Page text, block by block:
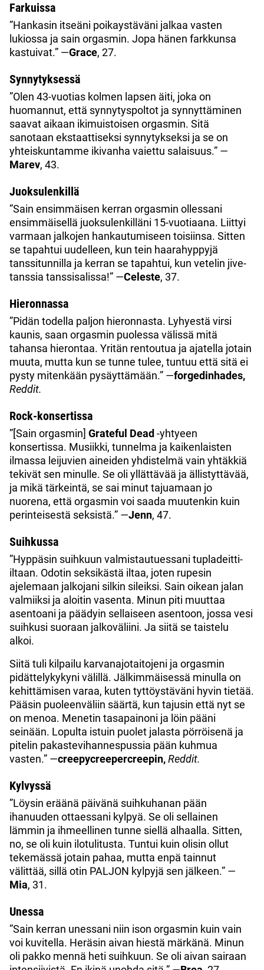
Farkuissa
”Hankasin itseäni poikaystäväni jalkaa vasten
lukiossa ja sain orgasmin. Jopa hänen farkkunsa
kastuivat.” —Grace, 27.
Synnytyksessä
”Olen 43-vuotias kolmen lapsen äiti, joka on
huomannut, että synnytyspoltot ja synnyttäminen
saavat aikaan ikimuistoisen orgasmin. Sitä
sanotaan ekstaattiseksi synnytykseksi ja se on
yhteiskuntamme ikivanha vaiettu salaisuus.” —
Marev, 43.
Juoksulenkillä
”Sain ensimmäisen kerran orgasmin ollessani
ensimmäisellä juoksulenkilläni 15-vuotiaana. Liittyi
varmaan jalkojen hankautumiseen toisiinsa. Sitten
se tapahtui uudelleen, kun tein haarahyppyjä
tanssitunnilla ja kerran se tapahtui, kun vetelin jive-
tanssia tanssisalissa!” —Celeste, 37.
Hieronnassa
”Pidän todella paljon hieronnasta. Lyhyestä virsi
kaunis, saan orgasmin puolessa välissä mitä
tahansa hierontaa. Yritän rentoutua ja ajatella jotain
muuta, mutta kun se tunne tulee, tuntuu että sitä ei
pysty mitenkään pysäyttämään.” —forgedinhades,
Reddit.
Rock-konsertissa
”[Sain orgasmin] Grateful Dead -yhtyeen
konsertissa. Musiikki, tunnelma ja kaikenlaisten
ilmassa leijuvien aineiden yhdistelmä vain yhtäkkiä
tekivät sen minulle. Se oli yllättävää ja ällistyttävää,
ja mikä tärkeintä, se sai minut tajuamaan jo
nuorena, että orgasmin voi saada muutenkin kuin
perinteisestä seksistä.” —Jenn, 47.
Suihkussa
”Hyppäsin suihkuun valmistautuessani tupladeitti-
iltaan. Odotin seksikästä iltaa, joten rupesin
ajelemaan jalkojani silkin sileiksi. Sain oikean jalan
valmiiksi ja aloitin vasenta. Minun piti muuttaa
asentoani ja päädyin sellaiseen asentoon, jossa vesi
suihkusi suoraan jalkoväliini. Ja siitä se taistelu
alkoi.
Siitä tuli kilpailu karvanajotaitojeni ja orgasmin
pidättelykykyni välillä. Jälkimmäisessä minulla on
kehittämisen varaa, kuten tyttöystäväni hyvin tietää.
Pääsin puoleenväliin säärtä, kun tajusin että nyt se
on menoa. Menetin tasapainoni ja löin pääni
seinään. Lopulta istuin puolet jalasta pörröisenä ja
pitelin pakastevihannespussia pään kuhmua
vasten.” —creepycreepercreepin,Reddit.
Kylvyssä
”Löysin eräänä päivänä suihkuhanan pään
ihanuuden ottaessani kylpyä. Se oli sellainen
lämmin ja ihmeellinen tunne siellä alhaalla. Sitten,
no, se oli kuin ilotulitusta. Tuntui kuin olisin ollut
tekemässä jotain pahaa, mutta enpä tainnut
välittää, sillä otin PALJON kylpyjä sen jälkeen.” —
Mia, 31.
Unessa
”Sain kerran unessani niin ison orgasmin kuin vain
voi kuvitella. Heräsin aivan hiestä märkänä. Minun
oli pakko mennä heti suihkuun. Se oli aivan sairaan